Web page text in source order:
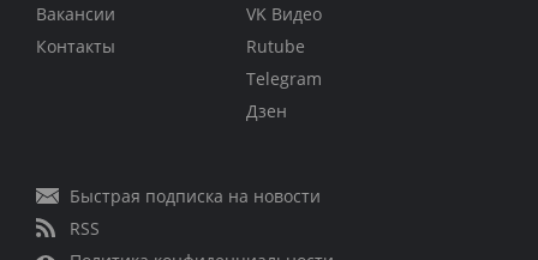
Вакансии
Контакты
VK Видео
Rutube
Telegram
Дзен
Быстрая подписка на новости
RSS